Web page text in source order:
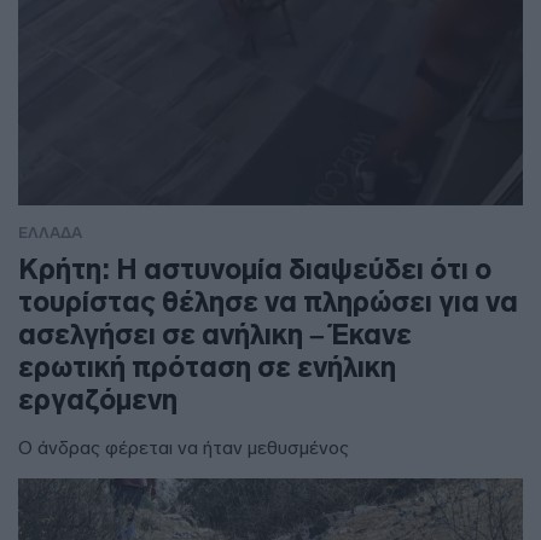
ΕΛΛΑΔΑ
Κρήτη: Η αστυνομία διαψεύδει ότι ο
τουρίστας θέλησε να πληρώσει για να
ασελγήσει σε ανήλικη – Έκανε
ερωτική πρόταση σε ενήλικη
εργαζόμενη
Ο άνδρας φέρεται να ήταν μεθυσμένος